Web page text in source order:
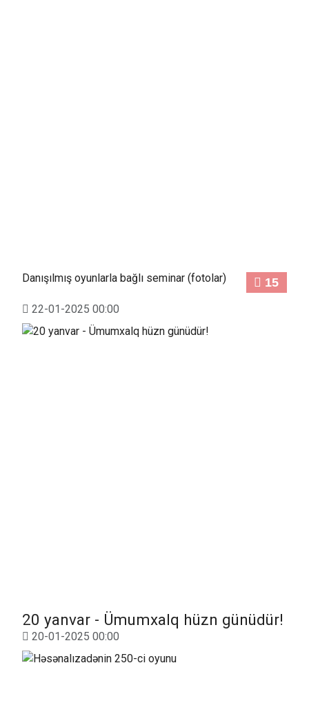
15
Danışılmış oyunlarla bağlı seminar (fotolar)
22-01-2025 00:00
20 yanvar - Ümumxalq hüzn günüdür!
20-01-2025 00:00